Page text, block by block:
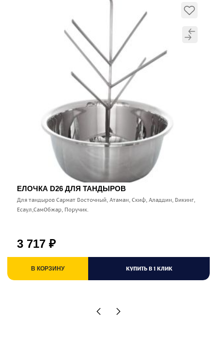
ЕЛОЧКА D26 ДЛЯ ТАНДЫРОВ
Для тандыров Сармат Восточный, Атаман, Скиф, Аладдин, Викинг,
Есаул,СамОбжар, Поручик.
3 717 ₽
В КОРЗИНУ КУПИТЬ В 1 КЛИК